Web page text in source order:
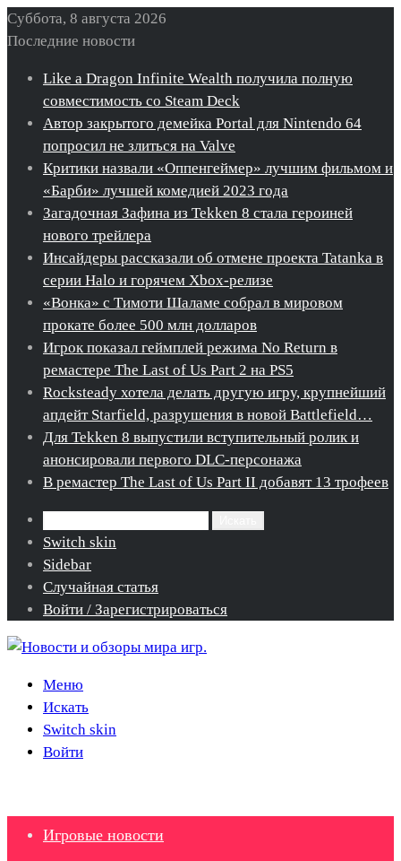
Суббота, 8 августа 2026
Последние новости
Like a Dragon Infinite Wealth получила полную
совместимость со Steam Deck
Автор закрытого демейка Portal для Nintendo 64
попросил не злиться на Valve
Критики назвали «Оппенгеймер» лучшим фильмом и
«Барби» лучшей комедией 2023 года
Загадочная Зафина из Tekken 8 стала героиней
нового трейлера
Инсайдеры рассказали об отмене проекта Tatanka в
серии Halo и горячем Xbox-релизе
«Вонка» с Тимоти Шаламе собрал в мировом
прокате более 500 млн долларов
Игрок показал геймплей режима No Return в
ремастере The Last of Us Part 2 на PS5
Rocksteady хотела делать другую игру, крупнейший
апдейт Starfield, разрушения в новой Battlefield…
Для Tekken 8 выпустили вступительный ролик и
анонсировали первого DLC-персонажа
В ремастер The Last of Us Part II добавят 13 трофеев
Switch skin
Sidebar
Случайная статья
Войти / Зарегистрироваться
Меню
Искать
Switch skin
Войти
Игровые новости